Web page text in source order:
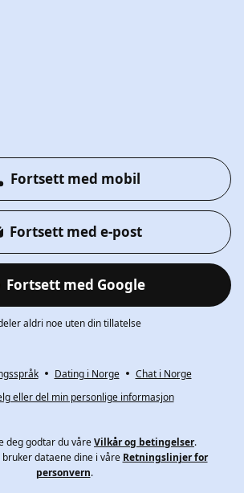
Fortsett med mobil
Fortsett med e-post
Fortsett med Google
aldri noe uten din tillatelse
Dating i Norge
Chat i Norge
eller del min personlige informasjon
deg godtar du våreVilkår og betingelser.
bruker dataene dine i våre Retningslinjer for
personvern.